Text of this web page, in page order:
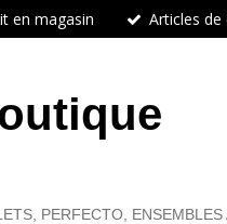
en magasin Articles de
PERFECTO, ENSEMBLES